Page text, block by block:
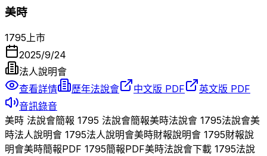
美時
1795上市
2025/9/24
法人說明會
查看詳情
歷年法說會 中文版 PDF
英文版 PDF
音訊錄音
美時 法說會簡報 1795 法說會簡報美時法說會 1795法說會美
時法人說明會 1795法人說明會美時財報說明會 1795財報說
明會美時簡報PDF 1795簡報PDF美時法說會下載 1795法說